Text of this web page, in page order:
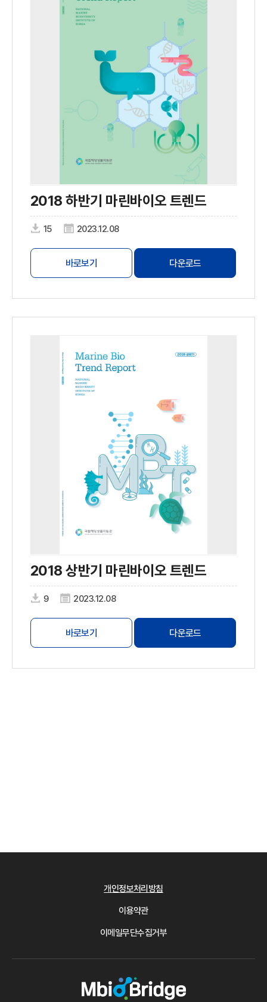
2018 하반기 마린바이오 트렌드
15 2023.12.08
바로보기 다운로드
2018 상반기 마린바이오 트렌드
9 2023.12.08
바로보기 다운로드
개인정보처리방침
이용약관
이메일무단수집거부